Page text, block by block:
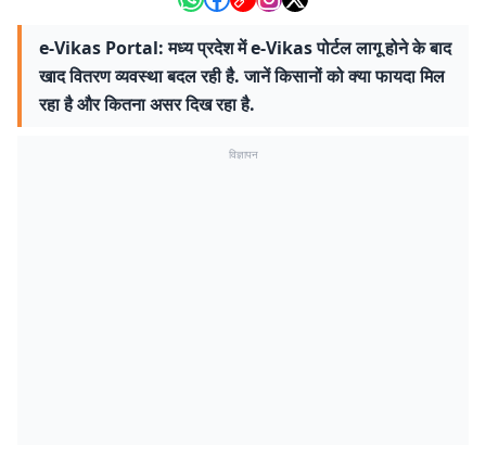
e-Vikas Portal: मध्य प्रदेश में e-Vikas पोर्टल लागू होने के बाद
खाद वितरण व्यवस्था बदल रही है. जानें किसानों को क्या फायदा मिल
रहा है और कितना असर दिख रहा है.
विज्ञापन